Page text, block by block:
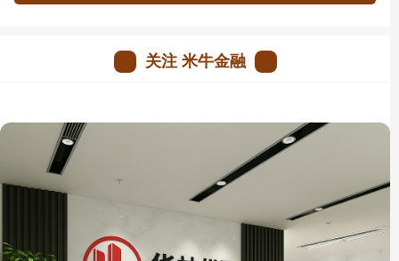
关注 米牛金融